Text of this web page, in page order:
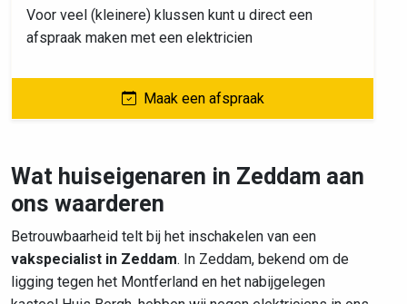
Voor veel (kleinere) klussen kunt u direct een
afspraak maken met een elektricien
Maak een afspraak
Wat huiseigenaren in Zeddam aan
ons waarderen
Betrouwbaarheid telt bij het inschakelen van een
vakspecialist in Zeddam. In Zeddam, bekend om de
ligging tegen het Montferland en het nabijgelegen